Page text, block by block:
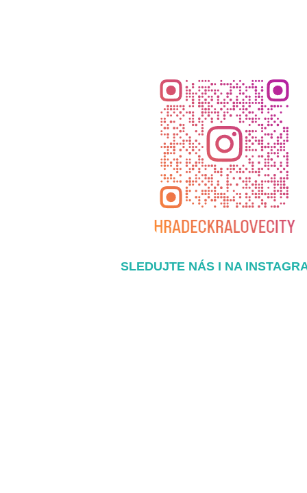
SLEDUJTE NÁS I NA